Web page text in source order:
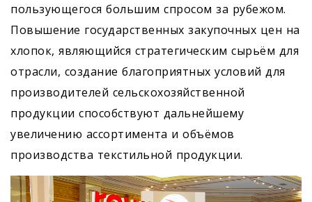
пользующегося большим спросом за рубежом.
Повышение государственных закупочных цен на
хлопок, являющийся стратегическим сырьём для
отрасли, создание благоприятных условий для
производителей сельскохозяйственной
продукции способствуют дальнейшему
увеличению ассортимента и объёмов
производства текстильной продукции.